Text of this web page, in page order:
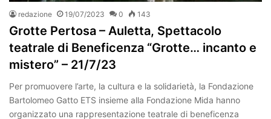
redazione 19/07/2023 0 143
Grotte Pertosa – Auletta, Spettacolo
teatrale di Beneficenza “Grotte… incanto e
mistero” – 21/7/23
Per promuovere l’arte, la cultura e la solidarietà, la Fondazione
Bartolomeo Gatto ETS insieme alla Fondazione Mida hanno
organizzato una rappresentazione teatrale di beneficenza